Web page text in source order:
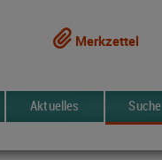
Merkzettel
Aktuelles Suche